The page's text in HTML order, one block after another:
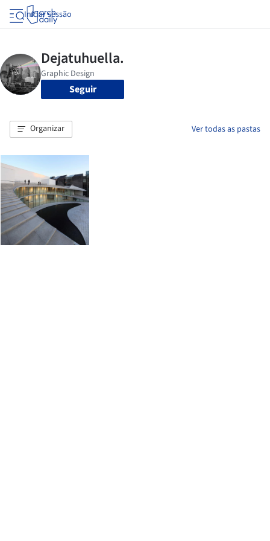
Iniciar sessão
Seguir
Organizar Ver todas as pastas